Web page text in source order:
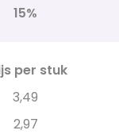
15%
per stuk
3,49
2,97